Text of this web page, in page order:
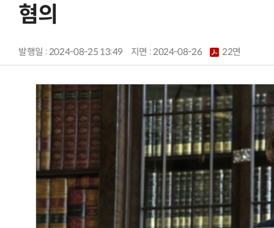
혐의
발행일 : 2024-08-25 13:49 지면 :2024-08-26 22면